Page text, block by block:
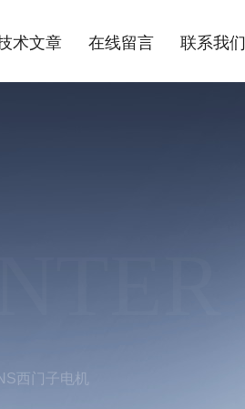
术文章 在线留言 联系我们
西门子电机